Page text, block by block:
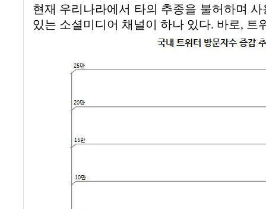
현재 우리나라에서 타의 추종을 불허하며
있는 소셜미디어 채널이 하나 있다. 바로, 트